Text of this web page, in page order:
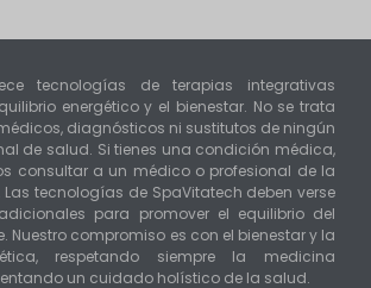
tecnologías de terapias integrativas
energético y el bienestar. No se trata
diagnósticos ni sustitutos de ningún
de salud. Si tienes una condición médica,
consultar a un médico o profesional de la
tecnologías de SpaVitatech deben verse
para promover el equilibrio del
Nuestro compromiso es con el bienestar y la
respetando siempre la medicina
un cuidado holístico de la salud.